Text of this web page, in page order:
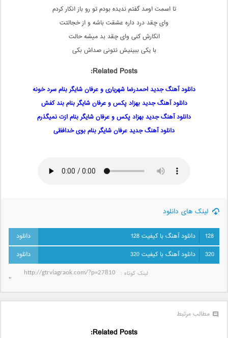
تا اسمت اومد گفتم ندیده بودم تو رو باز انکار کردم
وای چقد درد داره عشقت باشه و از خجالتت
انکارش کنی وای چقد بد میشه حالت
با یکی ببینیش نتونی صداش بکی
Related Posts:
دانلود آهنگ جدید احمدرضا شهریاری و عرفان شایگر بنام سرد خونه
دانلود آهنگ جدید بهزاد پکس و عرفان شایگر بنام بند کفش
دانلود آهنگ جدید بهزاد پکس و عرفان شایگر بنام ازت نمیگذرم
دانلود آهنگ جدید عرفان شایگر بنام بوی خدافظی
لینک های دانلود
128
دانلود آهنگ با کیفیت 128
320
دانلود آهنگ با کیفیت 320
لینک کوتاه‌ :
مطالب مرتبط
Related Posts: